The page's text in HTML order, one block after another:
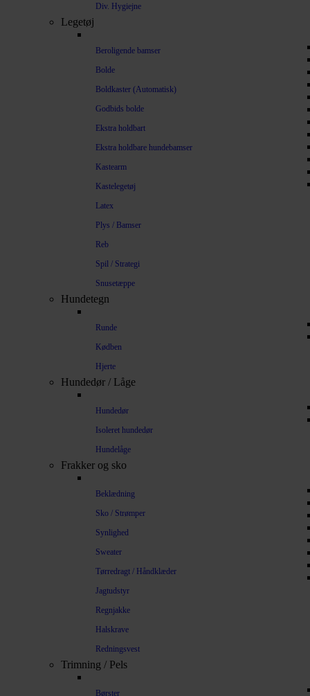
Div. Hygiejne
Legetøj
Beroligende bamser
Bolde
Boldkaster (Automatisk)
Godbids bolde
Ekstra holdbart
Ekstra holdbare hundebamser
Kastearm
Kastelegetøj
Latex
Plys / Bamser
Reb
Spil / Strategi
Snusetæppe
Hundetegn
Runde
Kødben
Hjerte
Hundedør / Låge
Hundedør
Isoleret hundedør
Hundelåge
Frakker og sko
Beklædning
Sko / Strømper
Synlighed
Sweater
Tørredragt / Håndklæder
Jagtudstyr
Regnjakke
Halskrave
Redningsvest
Trimning / Pels
Børster